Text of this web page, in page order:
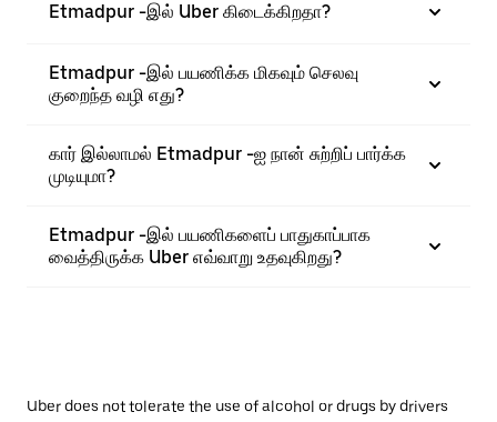
Etmadpur -இல் Uber கிடைக்கிறதா?
Etmadpur -இல் பயணிக்க மிகவும் செலவு
குறைந்த வழி எது?
கார் இல்லாமல் Etmadpur -ஐ நான் சுற்றிப் பார்க்க
முடியுமா?
Etmadpur -இல் பயணிகளைப் பாதுகாப்பாக
வைத்திருக்க Uber எவ்வாறு உதவுகிறது?
Uber does not tolerate the use of alcohol or drugs by drivers